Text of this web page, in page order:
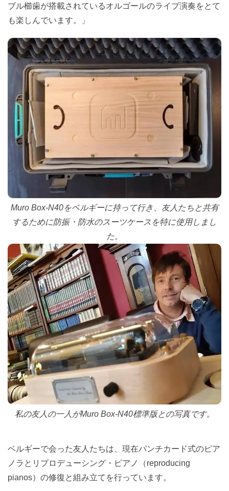
ブル櫛歯が搭載されているオルゴールのライブ演奏をとて
も楽しんでいます。」
Muro Box-N40をベルギーに持って行き、友人たちと共有
するために防振・防水のスーツケースを特に使用しまし
た。
私の友人の一人がMuro Box-N40標準版との写真です。
ベルギーで会った友人たちは、現在パンチカード式のピア
ノラとリプロデューシング・ピアノ（reproducing
pianos）の修復と組み立てを行っています。